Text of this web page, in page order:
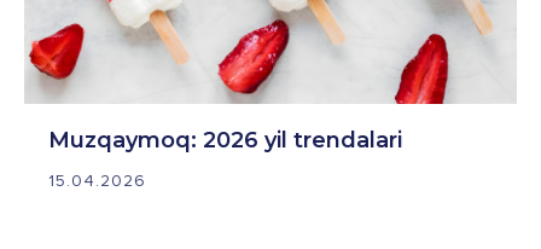
Muzqaymoq: 2026 yil trendalari
15.04.2026